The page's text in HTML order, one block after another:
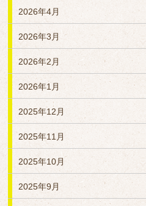
2026年4月
2026年3月
2026年2月
2026年1月
2025年12月
2025年11月
2025年10月
2025年9月